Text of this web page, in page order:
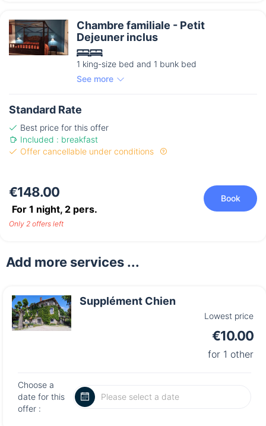
Chambre familiale - Petit
Dejeuner inclus
1 king-size bed and 1 bunk bed
See more
Standard Rate
Best price for this offer
Included : breakfast
Offer cancellable under conditions
€148.00
For 1 night, 2 pers.
Book
Only 2 offers left
Add more services ...
Supplément Chien
Lowest price
€10.00
for 1 other
Choose a
date for this
offer :